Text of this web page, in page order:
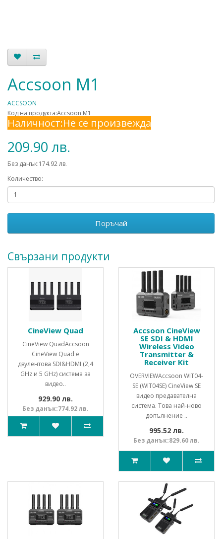
Accsoon M1
ACCSOON
Код на продукта:Accsoon M1
Наличност:Не се произвежда
209.90 лв.
Без данък:174.92 лв.
Количество:
Поръчай
Свързани продукти
CineView Quad
CineView QuadAccsoon
CineView Quad е
двулентова SDI&HDMI (2,4
GHz и 5 GHz) система за
видео..
929.90 лв.
Без данък:774.92 лв.
Accsoon CineView
SE SDI & HDMI
Wireless Video
Transmitter &
Receiver Kit
OVERVIEWAccsoon WIT04-
SE (WIT04SE) CineView SE
видео предавателна
система. Това най-ново
допълнение ..
995.52 лв.
Без данък:829.60 лв.